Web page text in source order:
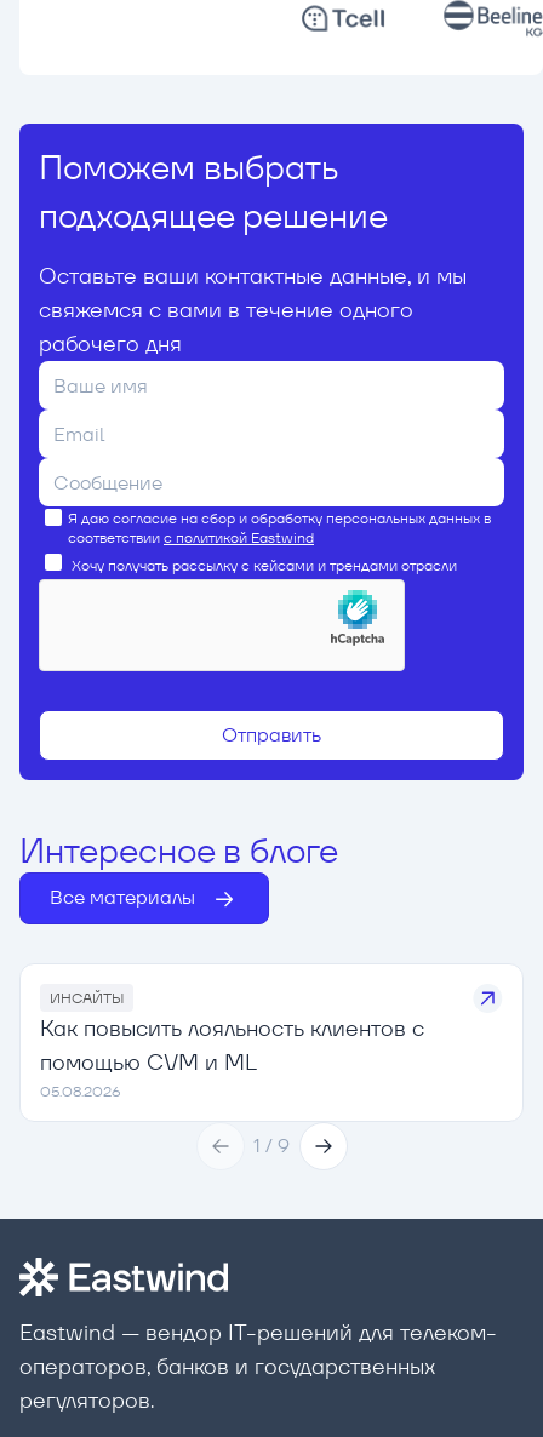
Поможем выбрать
подходящее решение
Оставьте ваши контактные данные, и мы
свяжемся с вами в течение одного
рабочего дня
Я даю согласие на сбор и обработку персональных данных в
соответствии с политикой Eastwind
Хочу получать рассылку с кейсами и трендами отрасли
Интересное в блоге
Все материалы
ИНСАЙТЫ
Как повысить лояльность клиентов с
помощью CVM и ML
05.08.2026
1 /9
Eastwind — вендор IT-решений для телеком-
операторов, банков и государственных
регуляторов.